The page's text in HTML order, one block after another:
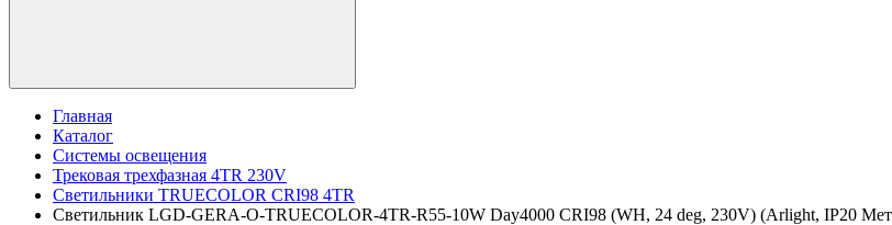
Главная
Каталог
Системы освещения
Трековая трехфазная 4TR 230V
Светильники TRUECOLOR CRI98 4TR
Светильник LGD-GERA-O-TRUECOLOR-4TR-R55-10W Day4000 CRI98 (WH, 24 deg, 230V) (Arlight, IP20